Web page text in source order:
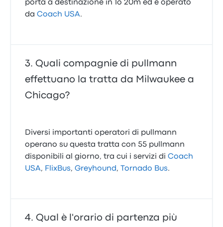
porta a destinazione in 1o 20m ed è operato
daCoach USA.
Quali compagnie di pullmann
effettuano la tratta da Milwaukee a
Chicago?
Diversi importanti operatori di pullmann
operano su questa tratta con 55 pullmann
disponibili al giorno, tra cui i servizi diCoach
USA, FlixBus,Greyhound , Tornado Bus.
Qual è l'orario di partenza più